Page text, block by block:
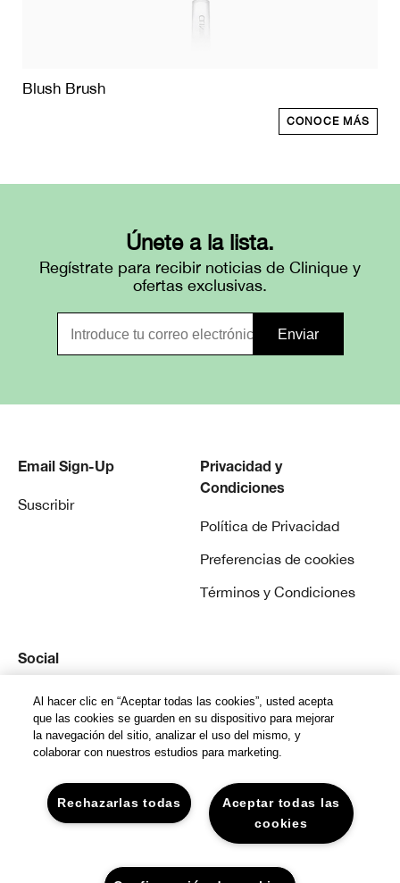
Blush Brush
CONOCE MÁS
Únete a la lista.
Regístrate para recibir noticias de Clinique y
ofertas exclusivas.
Email Sign-Up
Suscribir
Privacidad y
Condiciones
Política de Privacidad
Preferencias de cookies
Términos y Condiciones
Social
Instagram
© Clinique Laboratories, llc. todos los derechos
Al hacer clic en “Aceptar todas las cookies”, usted acepta
que las cookies se guarden en su dispositivo para mejorar
la navegación del sitio, analizar el uso del mismo, y
colaborar con nuestros estudios para marketing.
Aceptar todas las
cookies
Rechazarlas todas